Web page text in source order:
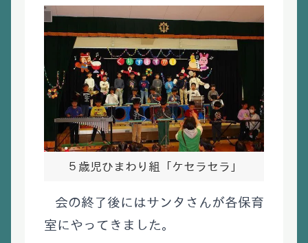
５歳児ひまわり組「ケセラセラ」
会の終了後にはサンタさんが各保育
室にやってきました。